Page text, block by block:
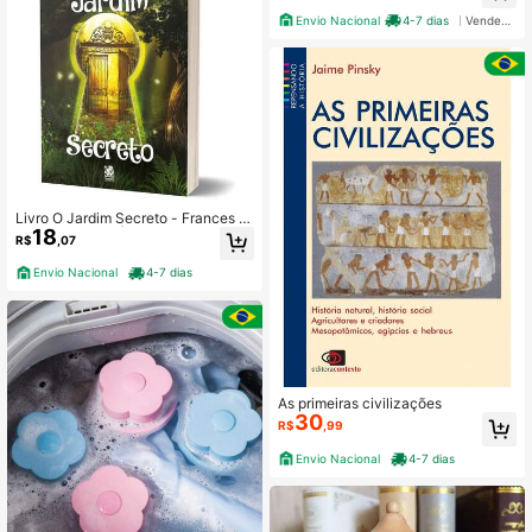
Livro O Jardim Secreto - Frances H
odgson Bernett | Editora Camelot
R$18 ,07
Envio Nacional 4-7 dias
Envio Nacional 4-7 dias
As primeiras civilizações
R$30 ,99
Envio Nacional 4-7 dias